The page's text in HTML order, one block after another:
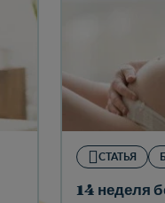
СТАТЬЯ
14 неделя